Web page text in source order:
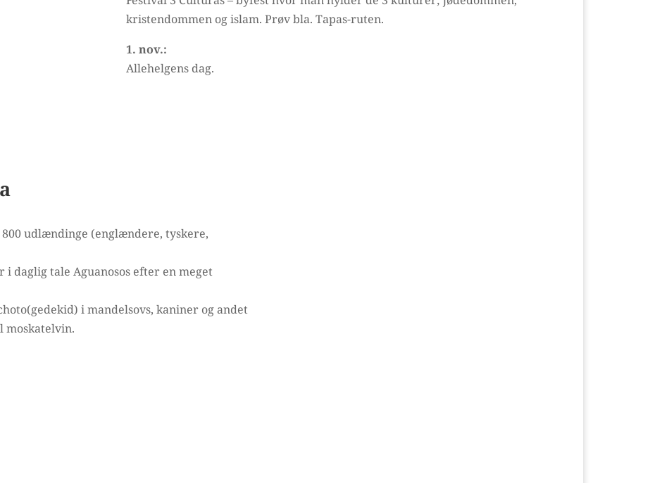
kristendommen og islam. Prøv bla. Tapas-ruten.
1. nov.:
Allehelgens dag.
800 udlændinge (englændere, tyskere,
i daglig tale Aguanosos efter en meget
i mandelsovs, kaniner og andet